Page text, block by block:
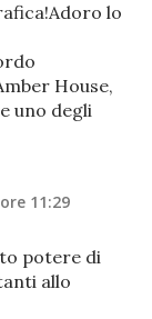
lo
House,
uno degli
11:29
potere di
allo